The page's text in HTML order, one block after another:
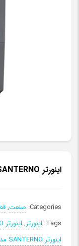
اینورتر SANTERNO مدل SINUS PENTA 0367 4T
Categories: صنعت,
Tags: اینورتر, اینورتر SANTERNO
اینورتر SANTERNO مدل SINUS PENTA 0367 4T